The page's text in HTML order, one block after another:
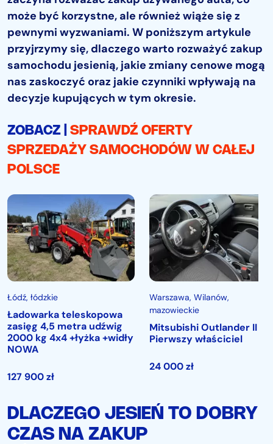
może być korzystne, ale również wiąże się z
pewnymi wyzwaniami. W poniższym artykule
przyjrzymy się, dlaczego warto rozważyć zakup
samochodu jesienią, jakie zmiany cenowe mogą
nas zaskoczyć oraz jakie czynniki wpływają na
decyzje kupujących w tym okresie.
ZOBACZ | SPRAWDŹ OFERTY
SPRZEDAŻY SAMOCHODÓW W CAŁEJ
POLSCE
Łódź, łódzkie
Ładowarka teleskopowa
zasięg 4,5 metra udźwig
2000 kg 4x4 +łyżka +widły
NOWA
127 900zł
Warszawa, Wilanów,
mazowieckie
Mitsubishi Outlander II
Pierwszy właściciel
24 000zł
DLACZEGO JESIEŃ TO DOBRY
CZAS NA ZAKUP